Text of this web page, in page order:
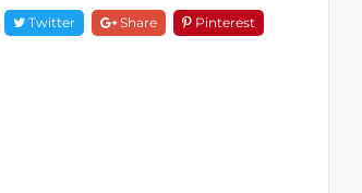
Twitter Share Pinterest